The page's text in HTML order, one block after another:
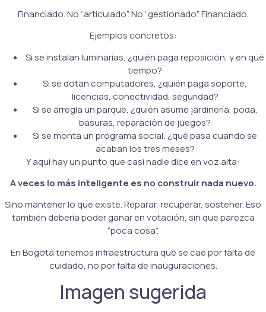
Financiado. No “articulado”. No “gestionado”. Financiado.
Ejemplos concretos:
Si se instalan luminarias, ¿quién paga reposición, y en qué
tiempo?
Si se dotan computadores, ¿quién paga soporte,
licencias, conectividad, seguridad?
Si se arregla un parque, ¿quién asume jardinería, poda,
basuras, reparación de juegos?
Si se monta un programa social, ¿qué pasa cuando se
acaban los tres meses?
Y aquí hay un punto que casi nadie dice en voz alta:
A veces lo más inteligente es no construir nada nuevo.
Sino mantener lo que existe. Reparar, recuperar, sostener. Eso
también debería poder ganar en votación, sin que parezca
“poca cosa”.
En Bogotá tenemos infraestructura que se cae por falta de
cuidado, no por falta de inauguraciones.
Imagen sugerida